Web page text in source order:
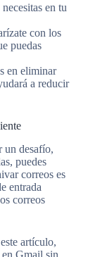
en tu
con los
puedas
en eliminar
a reducir
un desafío,
puedes
correos es
entrada
correos
artículo,
Gmail sin